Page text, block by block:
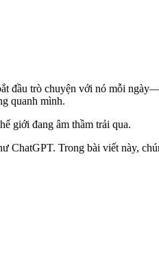
đầu trò chuyện với nó mỗi
quanh mình.
giới đang âm thầm trải qua.
Trong bài viết này,